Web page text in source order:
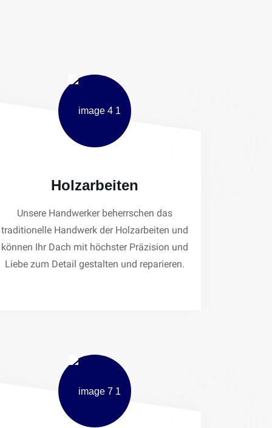
Holzarbeiten
Unsere Handwerker beherrschen das
traditionelle Handwerk der Holzarbeiten und
können Ihr Dach mit höchster Präzision und
Liebe zum Detail gestalten und reparieren.